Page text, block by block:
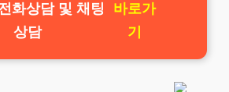
화상담 및 채팅
상담
바로가
기